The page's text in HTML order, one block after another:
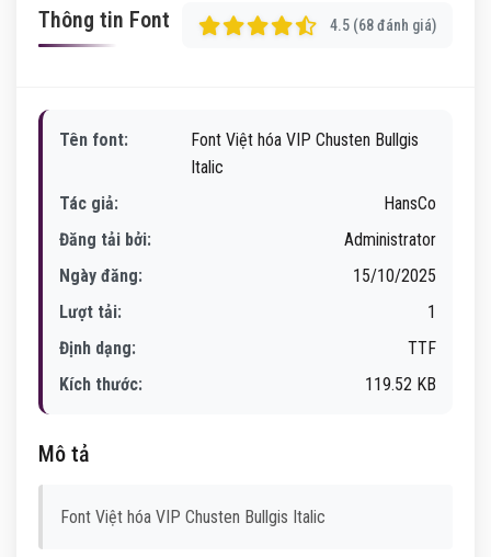
Thông tin Font 4.5 (68 đánh giá)
Tên font:
Font Việt hóa VIP Chusten Bullgis
Italic
Tác giả:
HansCo
Đăng tải bởi:
Administrator
Ngày đăng:
15/10/2025
Lượt tải:
1
Định dạng:
TTF
Kích thước:
119.52 KB
Mô tả
Font Việt hóa VIP Chusten Bullgis Italic